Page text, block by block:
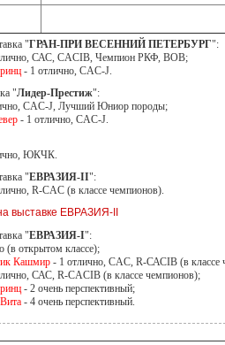
"ГРАН-ПРИ ВЕСЕННИЙ ПЕТЕРБУРГ":
САС, CACIB, Чемпион РКФ, ВОВ;
- 1 отлично, CAC-J.
"Лидер-Престиж":
CAC-J, Лучший Юниор породы;
- 1 отлично, CAC-J.
ЮКЧК.
"ЕВРАЗИЯ-II":
R-CAC (в классе чемпионов).
"ЕВРАЗИЯ-I":
(в открытом классе);
Кашмир - 1 отлично, CAC, R-САСIB (в классе
САС, R-CACIB (в классе чемпионов);
- 2 очень перспективный;
- 4 очень перспективный.